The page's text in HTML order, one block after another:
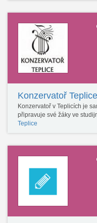
Konzervatoř Teplice
Konzervatoř v Teplicích je
připravuje své žáky ve
Teplice